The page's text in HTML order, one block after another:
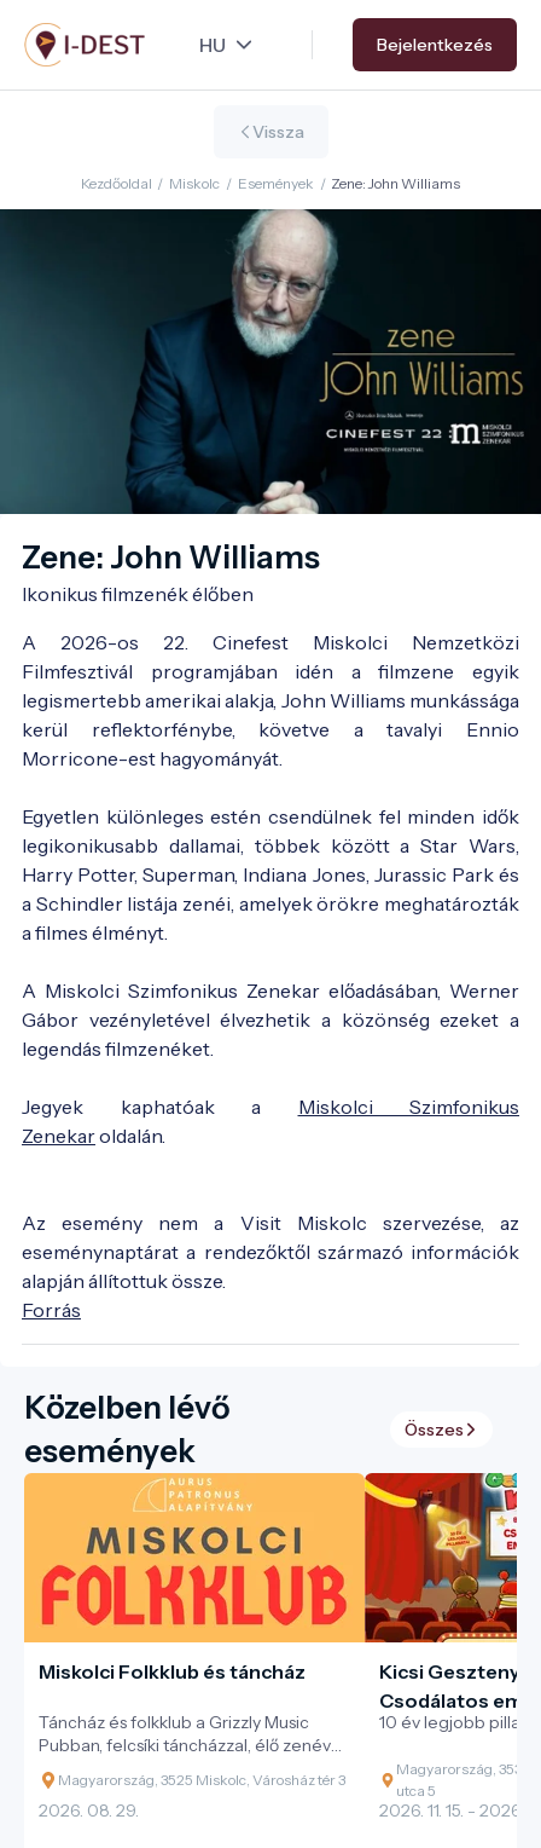
Ugrás
a
tartalomra
Bejelentkezés
Vissza
Kezdőoldal / Miskolc / Események / Zene: John Williams
Zene: John Williams
Ikonikus filmzenék élőben
A 2026-os 22. Cinefest Miskolci Nemzetközi
Filmfesztivál programjában idén a filmzene egyik
legismertebb amerikai alakja, John Williams munkássága
kerül reflektorfénybe, követve a tavalyi Ennio
Morricone-est hagyományát.
Egyetlen különleges estén csendülnek fel minden idők
legikonikusabb dallamai, többek között a Star Wars,
Harry Potter, Superman, Indiana Jones, Jurassic Park és
a Schindler listája zenéi, amelyek örökre meghatározták
a filmes élményt.
A Miskolci Szimfonikus Zenekar előadásában, Werner
Gábor vezényletével élvezhetik a közönség ezeket a
legendás filmzenéket.
Jegyek kaphatóak a Miskolci Szimfonikus
Zenekaroldalán.
Az esemény nem a Visit Miskolc szervezése, az
eseménynaptárat a rendezőktől származó információk
alapján állítottuk össze.
Forrás
Közelben lévő
események
Összes
Miskolci Folkklub és táncház
Táncház és folkklub a Grizzly Music
Pubban, felcsíki táncházzal, élő zenével
és változatos magyar néptáncokkal.
Magyarország, 3525 Miskolc, Városház tér 3
2026. 08. 29.
Kicsi Gesztenye
Csodálatos
10 év legjobb
Magyarország, 3530
utca 5
2026. 11. 15. - 2026.